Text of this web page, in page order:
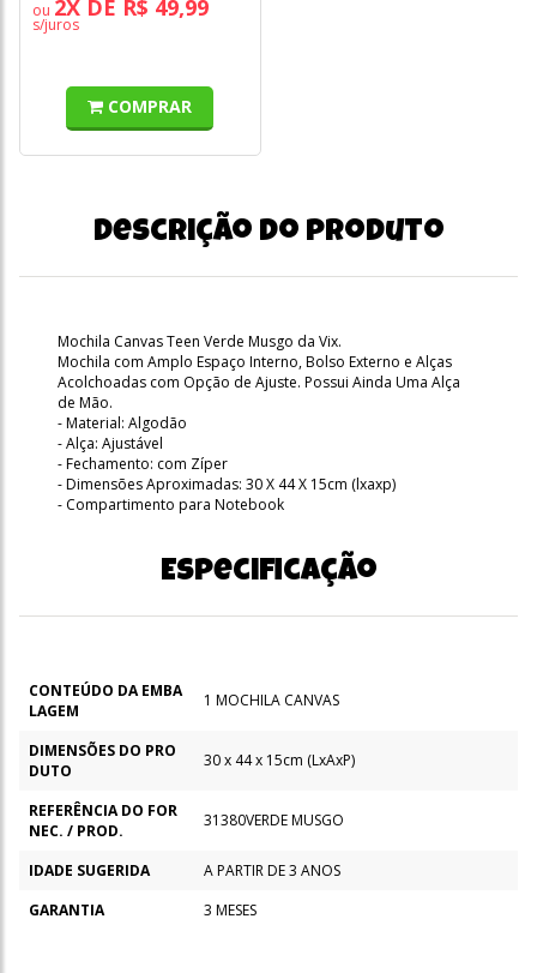
ou 2X DE R$ 49,99
s/juros
COMPRAR
Descrição do produto
Mochila Canvas Teen Verde Musgo da Vix.
Mochila com Amplo Espaço Interno, Bolso Externo e Alças
Acolchoadas com Opção de Ajuste. Possui Ainda Uma Alça
de Mão.
- Material: Algodão
- Alça: Ajustável
- Fechamento: com Zíper
- Dimensões Aproximadas: 30 X 44 X 15cm (lxaxp)
- Compartimento para Notebook
Especificação
CONTEÚDO DA EMBA
LAGEM
1 MOCHILA CANVAS
DIMENSÕES DO PRO
DUTO
30 x 44 x 15cm (LxAxP)
REFERÊNCIA DO FOR
NEC. / PROD.
31380VERDE MUSGO
IDADE SUGERIDA
A PARTIR DE 3 ANOS
GARANTIA
3 MESES